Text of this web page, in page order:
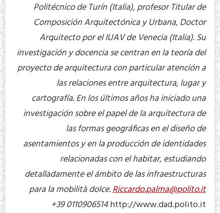
Politécnico de Turín (Italia), profesor Titular de
Composición Arquitectónica y Urbana, Doctor
Arquitecto por el IUAV de Venecia (Italia). Su
investigación y docencia se centran en la teoría del
proyecto de arquitectura con particular atención a
las relaciones entre arquitectura, lugar y
cartografía. En los últimos años ha iniciado una
investigación sobre el papel de la arquitectura de
las formas geográficas en el diseño de
asentamientos y en la producción de identidades
relacionadas con el habitar, estudiando
detalladamente el ámbito de las infraestructuras
para la mobilità dolce.Riccardo.palma@polito.it
+39 0110906514http://www.dad.polito.it